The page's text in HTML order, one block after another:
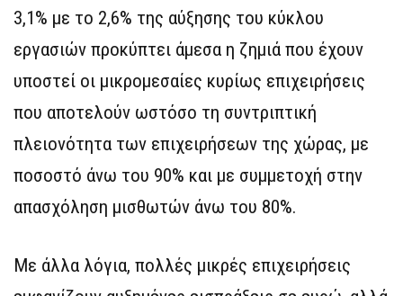
3,1% με το 2,6% της αύξησης του κύκλου
εργασιών προκύπτει άμεσα η ζημιά που έχουν
υποστεί οι μικρομεσαίες κυρίως επιχειρήσεις
που αποτελούν ωστόσο τη συντριπτική
πλειονότητα των επιχειρήσεων της χώρας, με
ποσοστό άνω του 90% και με συμμετοχή στην
απασχόληση μισθωτών άνω του 80%.
Με άλλα λόγια, πολλές μικρές επιχειρήσεις